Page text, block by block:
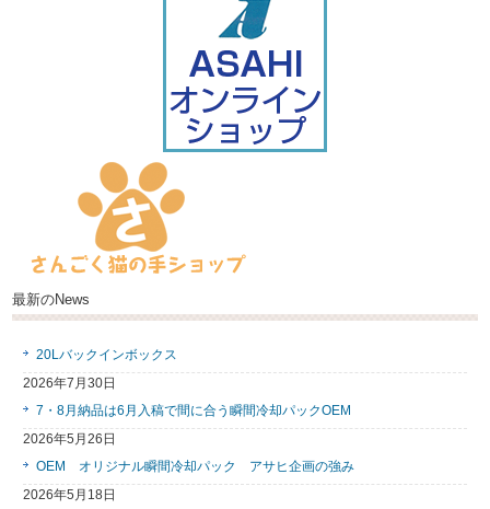
最新のNews
20Lバックインボックス
2026年7月30日
7・8月納品は6月入稿で間に合う瞬間冷却パックOEM
2026年5月26日
OEM オリジナル瞬間冷却パック アサヒ企画の強み
2026年5月18日